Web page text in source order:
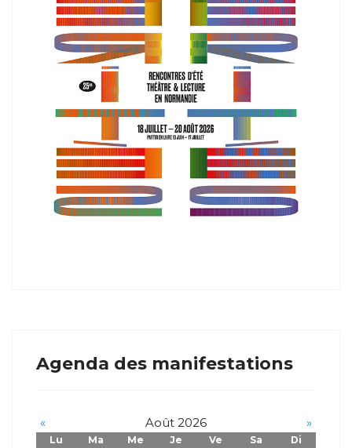
Agenda des manifestations
« Août 2026 »
Lu Ma Me Je Ve Sa
Di